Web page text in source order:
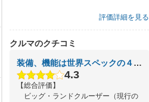
評価詳細を見る
クルマのクチコミ
装備、機能は世界スペックの４ＷＤ
4.3
【総合評価】
ビッグ・ランドクルーザー（現行の